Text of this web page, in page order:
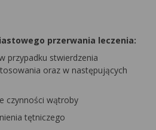
przerwania leczenia:
przypadku stwierdzenia
oraz w następujących
czynności wątroby
tętniczego